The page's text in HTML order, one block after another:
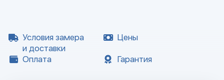
Условия замера
и доставки
Цены
Оплата Гарантия